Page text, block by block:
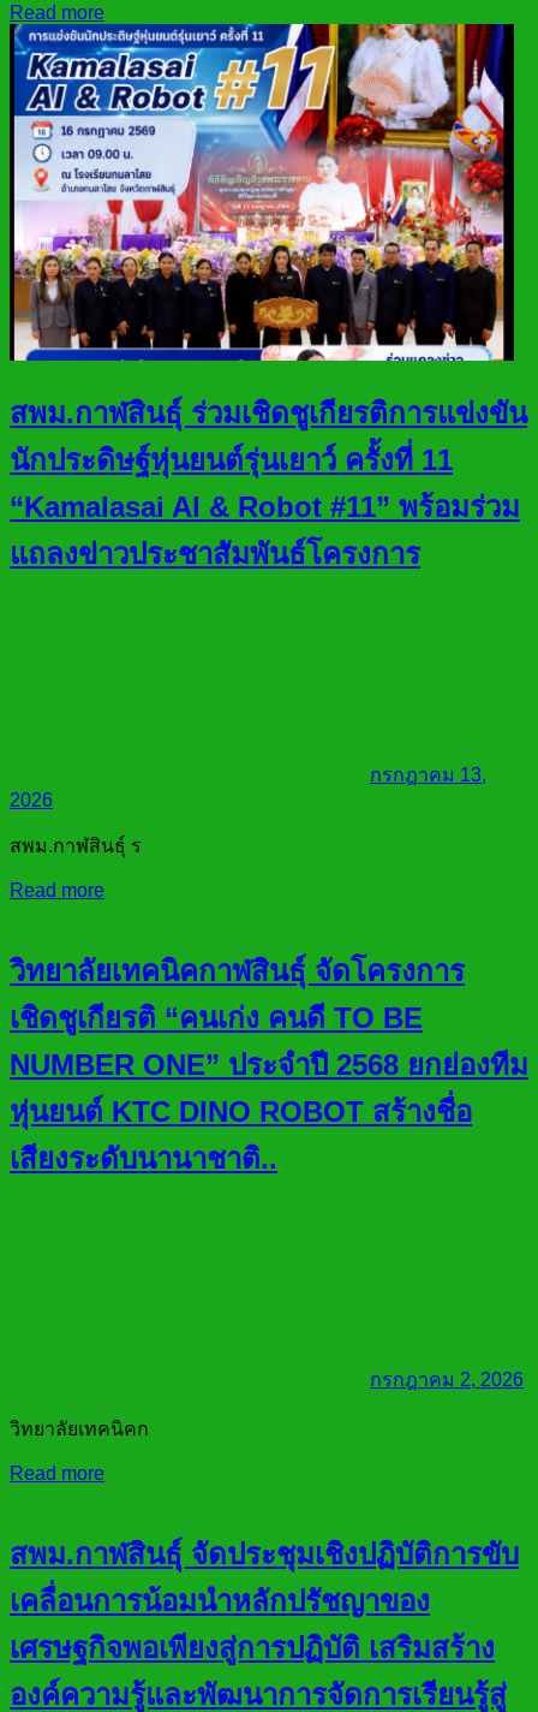
Read more
สพม.กาฬสินธุ์ ร่วมเชิดชูเกียรติการแข่งขัน
นักประดิษฐ์หุ่นยนต์รุ่นเยาว์ ครั้งที่ 11
“Kamalasai AI & Robot #11” พร้อมร่วม
แถลงข่าวประชาสัมพันธ์โครงการ
กรกฎาคม 13,
2026
สพม.กาฬสินธุ์ ร
Read more
วิทยาลัยเทคนิคกาฬสินธุ์ จัดโครงการ
เชิดชูเกียรติ “คนเก่ง คนดี TO BE
NUMBER ONE” ประจำปี 2568 ยกย่องทีม
หุ่นยนต์ KTC DINO ROBOT สร้างชื่อ
เสียงระดับนานาชาติ..
กรกฎาคม 2, 2026
วิทยาลัยเทคนิคก
Read more
สพม.กาฬสินธุ์ จัดประชุมเชิงปฏิบัติการขับ
เคลื่อนการน้อมนำหลักปรัชญาของ
เศรษฐกิจพอเพียงสู่การปฏิบัติ เสริมสร้าง
องค์ความรู้และพัฒนาการจัดการเรียนรู้สู่